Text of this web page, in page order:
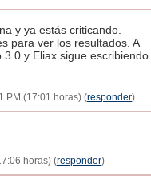
y ya estás criticando.
para ver los resultados. A
y Eliax sigue escribiendo
PM (17:01 horas) (responder)
horas) (responder)